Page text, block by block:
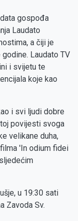
gospođa
Laudato
a čiji je
Laudato TV
i svijetu te
koje kao
i svi ljudi dobre
povijesti svoga
velikane duha,
'In odium fidei
u 19:30 sati
Zavoda Sv.